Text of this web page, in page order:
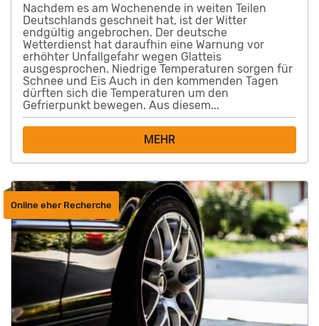
Nachdem es am Wochenende in weiten Teilen
Deutschlands geschneit hat, ist der Witter
endgültig angebrochen. Der deutsche
Wetterdienst hat daraufhin eine Warnung vor
erhöhter Unfallgefahr wegen Glatteis
ausgesprochen. Niedrige Temperaturen sorgen für
Schnee und Eis Auch in den kommenden Tagen
dürften sich die Temperaturen um den
Gefrierpunkt bewegen. Aus diesem...
MEHR
Online eher Recherche